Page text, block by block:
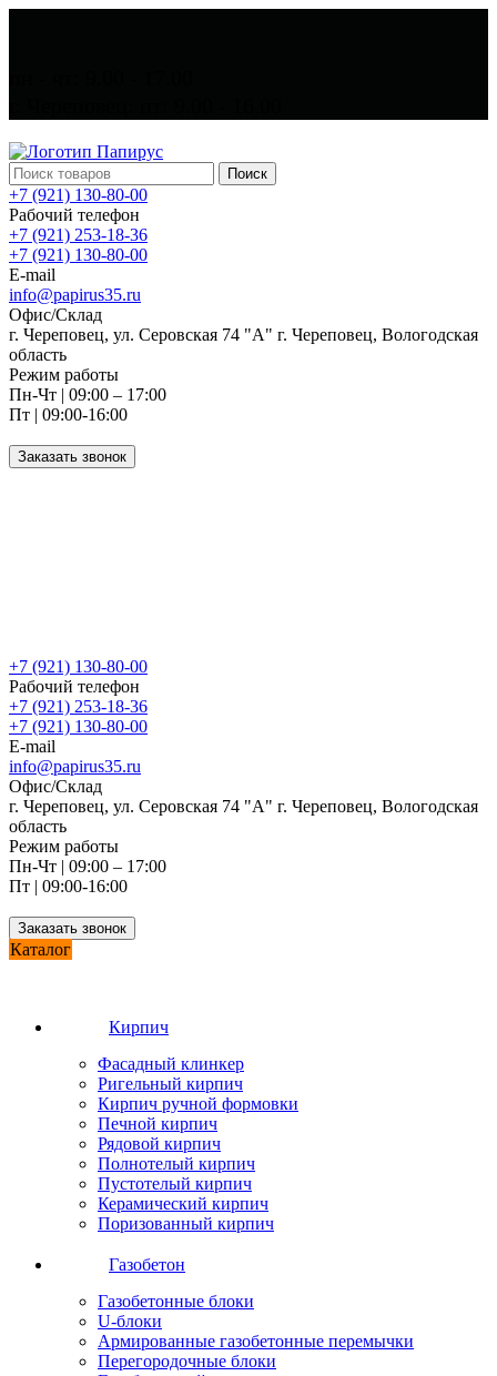
Поиск
+7 (921) 130-80-00
Рабочий телефон
+7 (921) 253-18-36
+7 (921) 130-80-00
E-mail
info@papirus35.ru
Офис/Склад
г. Череповец, ул. Серовская 74 "А" г. Череповец, Вологодская
область
Режим работы
Пн-Чт | 09:00 – 17:00
Пт | 09:00-16:00
Заказать звонок
+7 (921) 130-80-00
Рабочий телефон
+7 (921) 253-18-36
+7 (921) 130-80-00
E-mail
info@papirus35.ru
Офис/Склад
г. Череповец, ул. Серовская 74 "А" г. Череповец, Вологодская
область
Режим работы
Пн-Чт | 09:00 – 17:00
Пт | 09:00-16:00
Заказать звонок
Каталог
Кирпич
Фасадный клинкер
Ригельный кирпич
Кирпич ручной формовки
Печной кирпич
Рядовой кирпич
Полнотелый кирпич
Пустотелый кирпич
Керамический кирпич
Поризованный кирпич
Газобетон
Газобетонные блоки
U-блоки
Армированные газобетонные перемычки
Перегородочные блоки